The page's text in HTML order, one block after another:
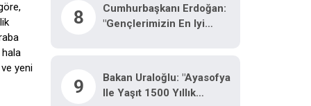
hala
yeni
8
Cumhurbaşkanı Erdoğan:
"Gençlerimizin En Iyi
9
Bakan Uraloğlu: "Ayasofya
Ile Yaşıt 1500 Yıllık